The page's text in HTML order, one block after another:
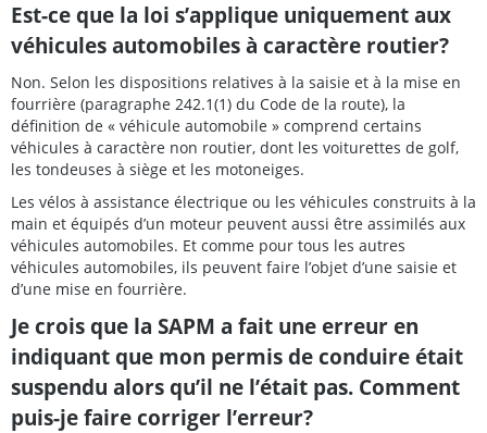
Est-ce que la loi s’applique uniquement aux
véhicules automobiles à caractère routier?
Non. Selon les dispositions relatives à la saisie et à la mise en
fourrière (paragraphe 242.1(1) du Code de la route), la
définition de « véhicule automobile » comprend certains
véhicules à caractère non routier, dont les voiturettes de golf,
les tondeuses à siège et les motoneiges.
Les vélos à assistance électrique ou les véhicules construits à la
main et équipés d’un moteur peuvent aussi être assimilés aux
véhicules automobiles. Et comme pour tous les autres
véhicules automobiles, ils peuvent faire l’objet d’une saisie et
d’une mise en fourrière.
Je crois que la SAPM a fait une erreur en
indiquant que mon permis de conduire était
suspendu alors qu’il ne l’était pas. Comment
puis-je faire corriger l’erreur?